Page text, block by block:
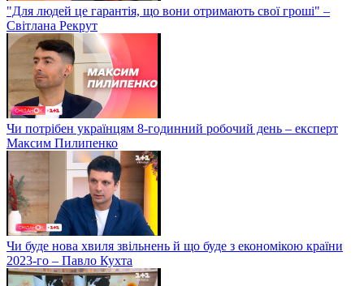
"Для людей це гарантія, що вони отримають свої гроші" –
Світлана Рекрут
Чи потрібен українцям 8-годинний робочий день – експерт
Максим Пилипенко
Чи буде нова хвиля звільнень й що буде з економікою країни
2023-го – Павло Кухта